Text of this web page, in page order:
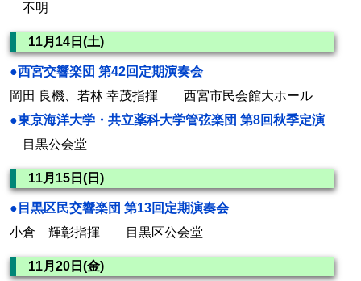
不明
11月14日(土)
●西宮交響楽団 第42回定期演奏会
岡田 良機、若林 幸茂指揮 西宮市民会館大ホール
●東京海洋大学・共立薬科大学管弦楽団 第8回秋季定演
目黒公会堂
11月15日(日)
●目黒区民交響楽団 第13回定期演奏会
小倉 輝彰指揮 目黒区公会堂
11月20日(金)